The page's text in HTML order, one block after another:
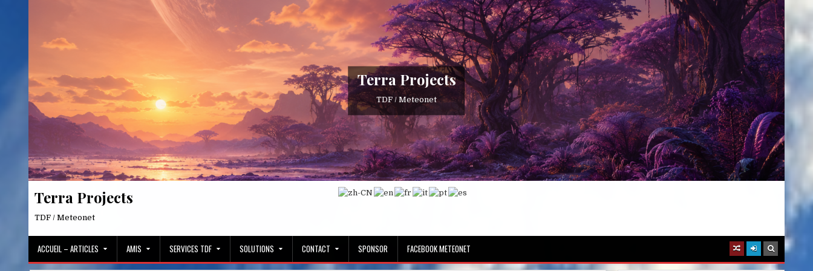
Terra Projects
TDF / Meteonet
Terra Projects
TDF / Meteonet
ACCUEIL – ARTICLES AMIS SERVICES TDF SOLUTIONS CONTACT SPONSOR FACEBOOK METEONET